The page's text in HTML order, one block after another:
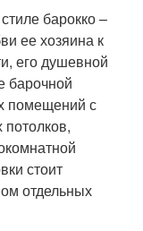
барокко –
ее хозяина к
его душевной
барочной
помещений с
стоит
отдельных